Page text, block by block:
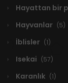
Hayattan bir
Hayvanlar (5)
İblisler (1)
Isekai (57)
Karanlık (1)